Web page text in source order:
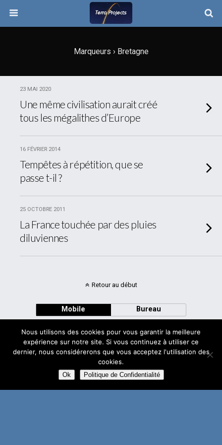
Marqueurs › Bretagne
23 MAI 2020
Une même civilisation aurait créé
tous les mégalithes d’Europe
16 FÉVRIER 2014
Tempêtes à répétition, que se
passe t-il ?
25 OCTOBRE 2011
La France touchée par des pluies
diluviennes
Retour au début
Mobile Bureau
Avec
WPtouch Mobile Suite for WordPress
Nous utilisons des cookies pour vous garantir la meilleure
expérience sur notre site. Si vous continuez à utiliser ce
dernier, nous considérerons que vous acceptez l'utilisation des
cookies.
Ok Politique de Confidentialité